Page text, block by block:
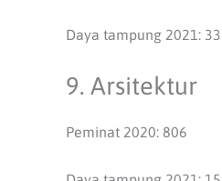
Daya tampung 2021: 33
9. Arsitektur
Peminat 2020: 806